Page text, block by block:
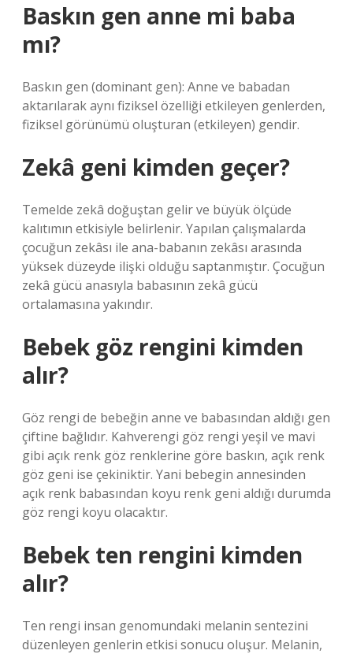
Baskın gen anne mi baba
mı?
Baskın gen (dominant gen): Anne ve babadan
aktarılarak aynı fiziksel özelliği etkileyen genlerden,
fiziksel görünümü oluşturan (etkileyen) gendir.
Zekâ geni kimden geçer?
Temelde zekâ doğuştan gelir ve büyük ölçüde
kalıtımın etkisiyle belirlenir. Yapılan çalışmalarda
çocuğun zekâsı ile ana-babanın zekâsı arasında
yüksek düzeyde ilişki olduğu saptanmıştır. Çocuğun
zekâ gücü anasıyla babasının zekâ gücü
ortalamasına yakındır.
Bebek göz rengini kimden
alır?
Göz rengi de bebeğin anne ve babasından aldığı gen
çiftine bağlıdır. Kahverengi göz rengi yeşil ve mavi
gibi açık renk göz renklerine göre baskın, açık renk
göz geni ise çekiniktir. Yani bebegin annesinden
açık renk babasından koyu renk geni aldığı durumda
göz rengi koyu olacaktır.
Bebek ten rengini kimden
alır?
Ten rengi insan genomundaki melanin sentezini
düzenleyen genlerin etkisi sonucu oluşur. Melanin,